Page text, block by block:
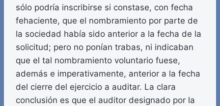
sólo podría inscribirse si constase, con fecha
fehaciente, que el nombramiento por parte de
la sociedad había sido anterior a la fecha de la
solicitud; pero no ponían trabas, ni indicaban
que el tal nombramiento voluntario fuese,
además e imperativamente, anterior a la fecha
del cierre del ejercicio a auditar. La clara
conclusión es que el auditor designado por la